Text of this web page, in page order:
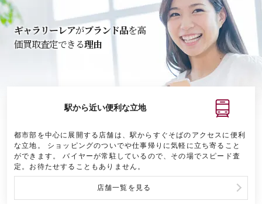
ギャラリーレアがブランド品を高
価買取査定できる理由
駅から近い便利な立地
都市部を中心に展開する店舗は、駅からすぐそばのアクセスに便利
な立地。 ショッピングのついでや仕事帰りに気軽に立ち寄ること
ができます。 バイヤーが常駐しているので、その場でスピード査
定。お待たせすることもありません。
店舗一覧を見る